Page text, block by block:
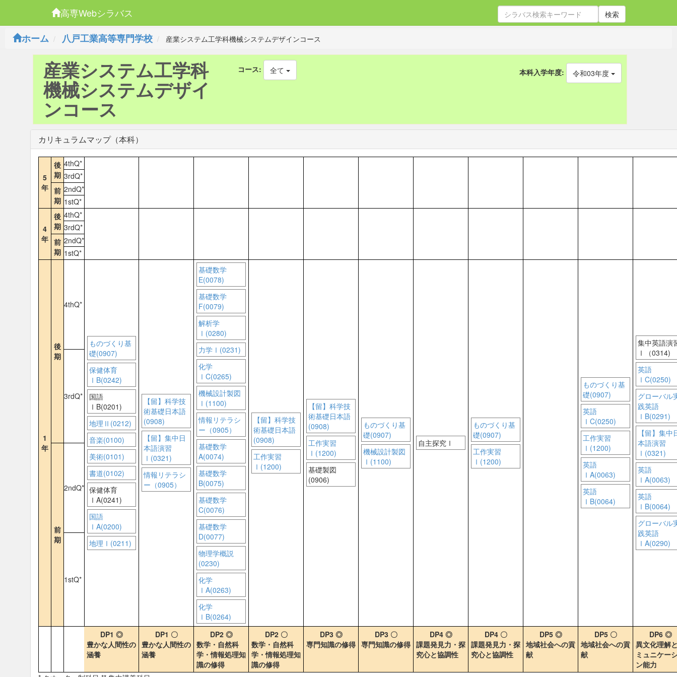
高専Webシラバス 検索
ホーム 八戸工業高等専門学校 産業システム工学科機械システムデザインコース
産業システム工学科
機械システムデザイ
ンコース
コース: 全て 本科入学年度: 令和03年度
カリキュラムマップ（本科）
5
年
後
期
4thQ*
3rdQ*
前
期
2ndQ*
1stQ*
4
年
後
期
4thQ*
3rdQ*
前
期
2ndQ*
1stQ*
1
年
後
期
4thQ*
ものづくり基
礎(0907)
保健体育
ⅠB(0242)
国語
ⅠB(0201)
地理Ⅱ(0212)
音楽(0100)
美術(0101)
書道(0102)
保健体育
ⅠA(0241)
国語
ⅠA(0200)
地理Ⅰ(0211)
【留】科学技
術基礎日本語
(0908)
【留】集中日
本語演習
Ⅰ(0321)
情報リテラシ
ー（0905）
基礎数学
E(0078)
基礎数学
F(0079)
解析学
Ⅰ(0280)
力学Ⅰ(0231)
化学
ⅠC(0265)
機械設計製図
Ⅰ(1100)
情報リテラシ
ー（0905）
基礎数学
A(0074)
基礎数学
B(0075)
基礎数学
C(0076)
基礎数学
D(0077)
物理学概説
(0230)
化学
ⅠA(0263)
化学
ⅠB(0264)
【留】科学技
術基礎日本語
(0908)
工作実習
Ⅰ(1200)
【留】科学技
術基礎日本語
(0908)
工作実習
Ⅰ(1200)
基礎製図
(0906)
ものづくり基
礎(0907)
機械設計製図
Ⅰ(1100)
自主探究Ⅰ
ものづくり基
礎(0907)
工作実習
Ⅰ(1200)
ものづくり基
礎(0907)
英語
ⅠC(0250)
工作実習
Ⅰ(1200)
英語
ⅠA(0063)
英語
ⅠB(0064)
集中英語演
Ⅰ（0314)
英語
ⅠC(0250)
グローバル
践英語
ⅠB(0291)
【留】集中
本語演習
Ⅰ(0321)
英語
ⅠA(0063)
英語
ⅠB(0064)
グローバル
践英語
ⅠA(0290)
3rdQ*
前
期
2ndQ*
1stQ*
DP1 ◎
豊かな人間性の
涵養
DP1 〇
豊かな人間性の
涵養
DP2 ◎
数学・自然科
学・情報処理知
識の修得
DP2 〇
数学・自然科
学・情報処理知
識の修得
DP3 ◎
専門知識の修得
DP3 〇
専門知識の修得
DP4 ◎
課題発見力・探
究心と協調性
DP4 〇
課題発見力・探
究心と協調性
DP5 ◎
地域社会への貢
献
DP5 〇
地域社会への貢
献
DP6 ◎
異文化理解
ミュニケー
ン能力